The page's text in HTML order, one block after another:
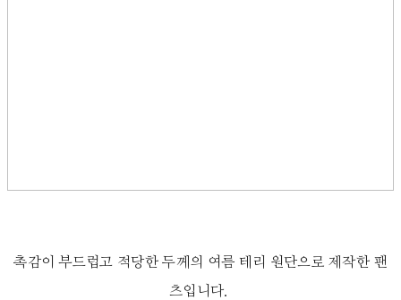
촉감이 부드럽고 적당한 두께의 여름 테리 원단으로 제작한 팬
츠입니다.